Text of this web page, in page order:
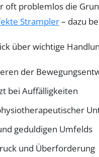
oft problemlos die
Strampler– dazu
über wichtige
der
bei Auffälligkeiten
geduldigen Umfelds
und Überforderung